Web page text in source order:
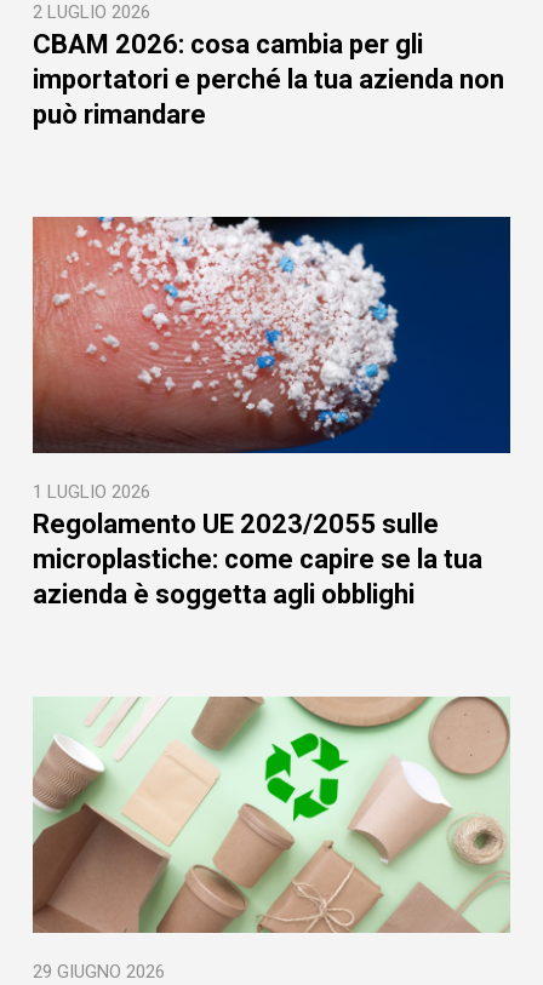
2 LUGLIO 2026
CBAM 2026: cosa cambia per gli
importatori e perché la tua azienda non
può rimandare
1 LUGLIO 2026
Regolamento UE 2023/2055 sulle
microplastiche: come capire se la tua
azienda è soggetta agli obblighi
29 GIUGNO 2026